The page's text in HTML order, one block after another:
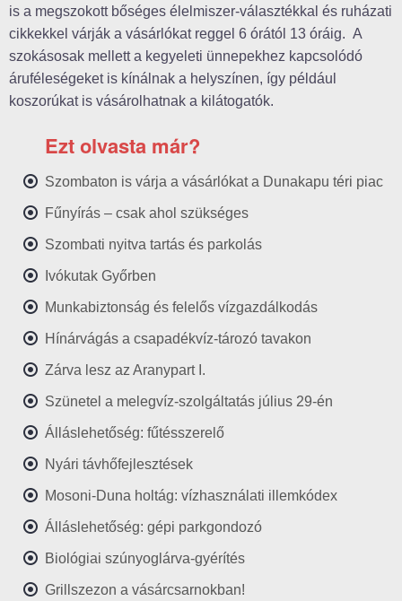
is a megszokott bőséges élelmiszer-választékkal és ruházati
cikkekkel várják a vásárlókat reggel 6 órától 13 óráig. A
szokásosak mellett a kegyeleti ünnepekhez kapcsolódó
áruféleségeket is kínálnak a helyszínen, így például
koszorúkat is vásárolhatnak a kilátogatók.
Ezt olvasta már?
Szombaton is várja a vásárlókat a Dunakapu téri piac
Fűnyírás – csak ahol szükséges
Szombati nyitva tartás és parkolás
Ivókutak Győrben
Munkabiztonság és felelős vízgazdálkodás
Hínárvágás a csapadékvíz-tározó tavakon
Zárva lesz az Aranypart I.
Szünetel a melegvíz-szolgáltatás július 29-én
Álláslehetőség: fűtésszerelő
Nyári távhőfejlesztések
Mosoni-Duna holtág: vízhasználati illemkódex
Álláslehetőség: gépi parkgondozó
Biológiai szúnyoglárva-gyérítés
Grillszezon a vásárcsarnokban!